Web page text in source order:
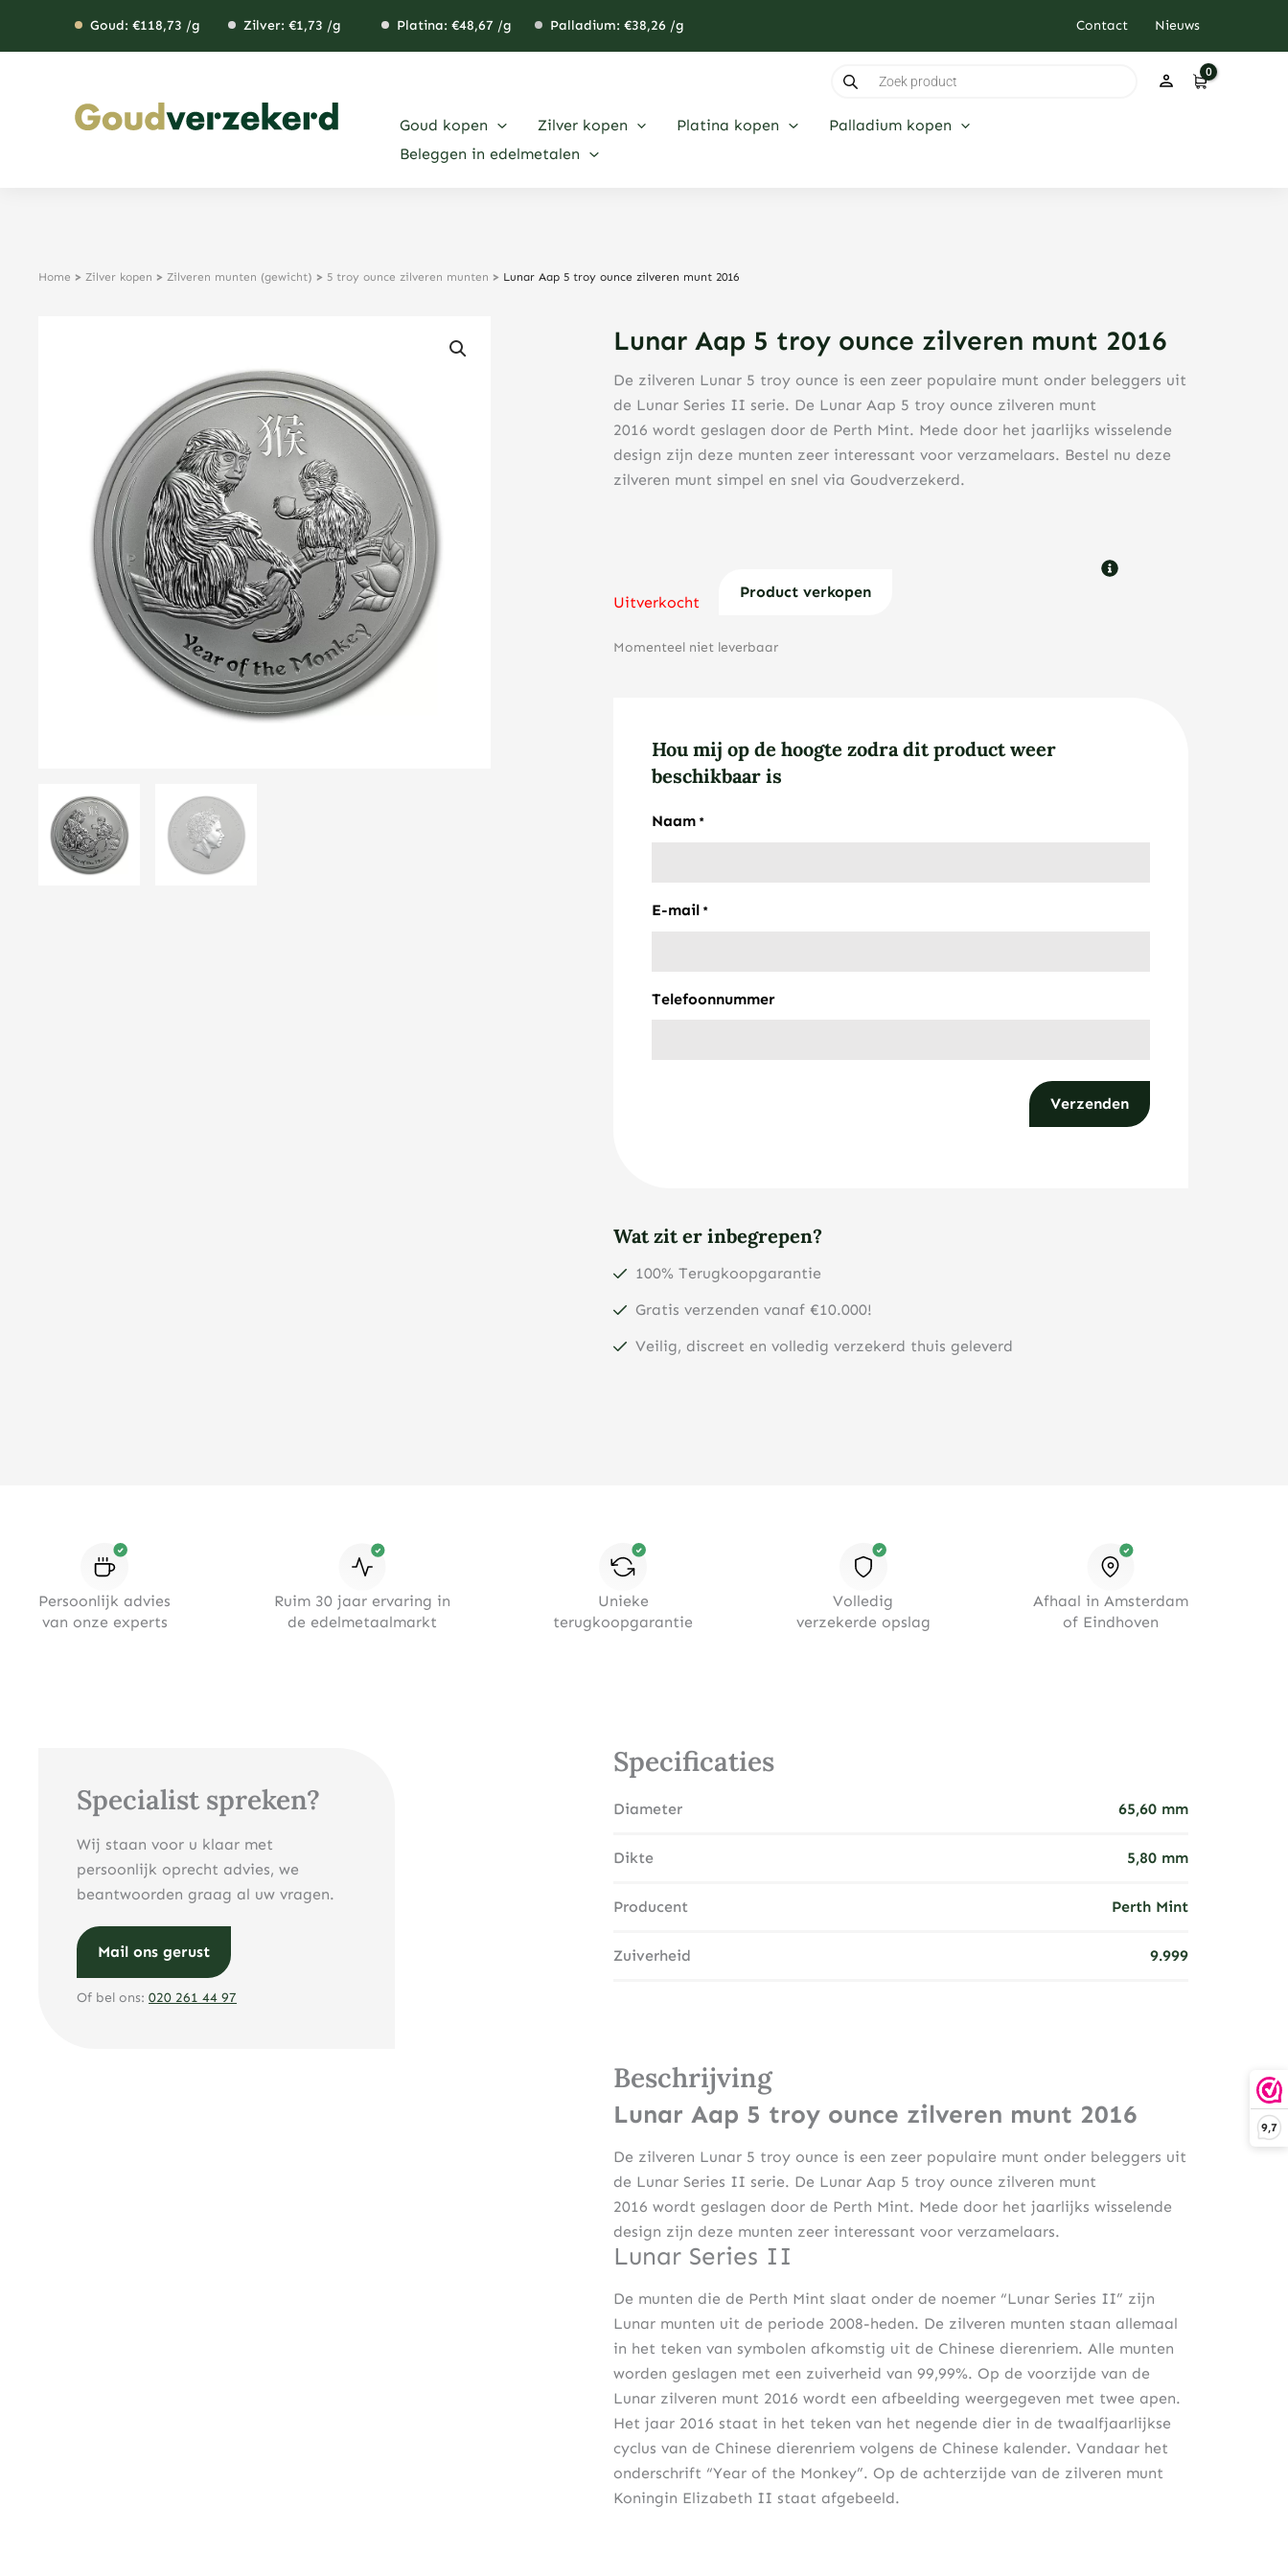
9,7
Goud: €118,73 /g Zilver: €1,73 /g Platina: €48,67 /g Palladium: €38,26 /g Contact Nieuws
zoeken
Goud kopen Zilver kopen Platina kopen
Palladium kopen
Beleggen in edelmetalen
Home > Zilver kopen > Zilveren munten (gewicht) > 5 troy ounce zilveren munten > Lunar Aap 5 troy ounce zilveren munt 2016
Lunar Aap 5 troy ounce zilveren munt 2016
De zilveren Lunar 5 troy ounce is een zeer populaire munt onder beleggers uit
de Lunar Series II serie. De Lunar Aap 5 troy ounce zilveren munt
2016 wordt geslagen door de Perth Mint. Mede door het jaarlijks wisselende
design zijn deze munten zeer interessant voor verzamelaars. Bestel nu deze
zilveren munt simpel en snel via Goudverzekerd.
Uitverkocht
Product verkopen
Momenteel niet leverbaar
Hou mij op de hoogte zodra dit product weer
beschikbaar is
Naam *
E-mail *
Telefoonnummer
Wat zit er inbegrepen?
100% Terugkoopgarantie
Gratis verzenden vanaf €10.000!
Veilig, discreet en volledig verzekerd thuis geleverd
Persoonlijk advies
van onze experts
Ruim 30 jaar ervaring in
de edelmetaalmarkt
Unieke
terugkoopgarantie
Volledig
verzekerde opslag
Afhaal in Amsterdam
of Eindhoven
Specialist spreken?
Wij staan voor u klaar met
persoonlijk oprecht advies, we
beantwoorden graag al uw vragen.
Mail ons gerust
Of bel ons: 020 261 44 97
Specificaties
Diameter 65,60 mm
Dikte 5,80 mm
Producent Perth Mint
Zuiverheid 9.999
Beschrijving
Lunar Aap 5 troy ounce zilveren munt 2016
De zilveren Lunar 5 troy ounce is een zeer populaire munt onder beleggers uit
de Lunar Series II serie. De Lunar Aap 5 troy ounce zilveren munt
2016 wordt geslagen door de Perth Mint. Mede door het jaarlijks wisselende
design zijn deze munten zeer interessant voor verzamelaars.
Lunar Series II
De munten die de Perth Mint slaat onder de noemer “Lunar Series II” zijn
Lunar munten uit de periode 2008-heden. De zilveren munten staan allemaal
in het teken van symbolen afkomstig uit de Chinese dierenriem. Alle munten
worden geslagen met een zuiverheid van 99,99%. Op de voorzijde van de
Lunar zilveren munt 2016 wordt een afbeelding weergegeven met twee apen.
Het jaar 2016 staat in het teken van het negende dier in de twaalfjaarlijkse
cyclus van de Chinese dierenriem volgens de Chinese kalender. Vandaar het
onderschrift “Year of the Monkey”. Op de achterzijde van de zilveren munt
Koningin Elizabeth II staat afgebeeld.